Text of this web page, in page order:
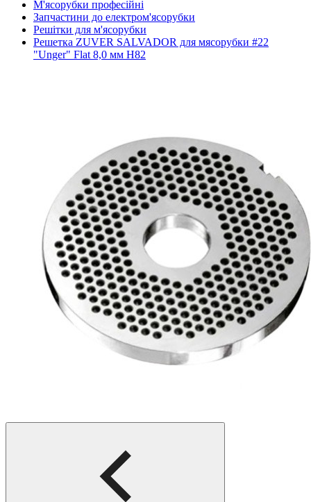
М'ясорубки професійні
Запчастини до електром'ясорубки
Решітки для м'ясорубки
Решетка ZUVER SALVADOR для мясорубки #22
"Unger" Flat 8,0 мм H82